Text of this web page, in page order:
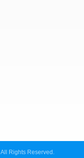
All Rights Reserved.